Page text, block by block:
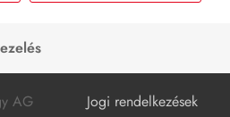
AG Jogi rendelkezések